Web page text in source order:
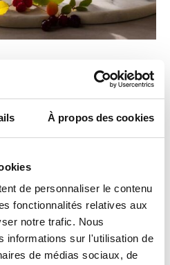
À propos des cookies
de personnaliser le contenu
fonctionnalités relatives aux
notre trafic. Nous
informations sur l'utilisation de
de médias sociaux, de
VON
AUS
Ästhetik, Raffinesse und